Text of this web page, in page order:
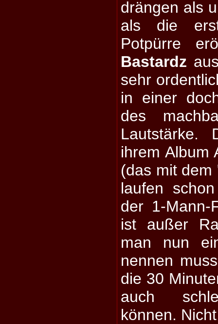
drängen als
als die
Potpürre
Bastardz
sehr
in einer
des
Lautstärke.
ihrem Album
(das mit dem
laufen
der 1-Mann-
ist außer
man nun
nennen
die 30
auch
können.